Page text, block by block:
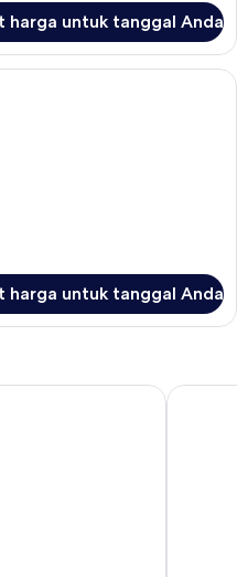
harga untuk tanggal Anda
antialergi, brankas, meja
harga untuk tanggal Anda
Hotel